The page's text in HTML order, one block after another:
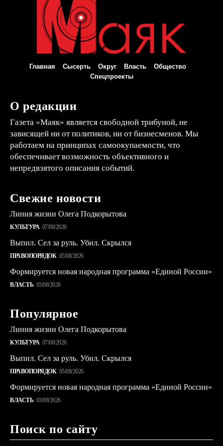
Главная Сысерть Округ Власть
Общество
Спецпроекты
О редакции
Газета «Маяк» является свободной трибуной, не
зависящей ни от политиков, ни от бизнесменов. Мы
работаем на принципах самоокупаемости, что
обеспечивает возможность объективного и
непредвзятого описания событий.
Свежие новости
Линия жизни Олега Подкорытова
КУЛЬТУРА 07/08/2026
Выпил. Сел за руль. Убил. Скрылся
ПРАВОПОРЯДОК 05/08/2026
Формируется новая народная программа «Единой России»
ВЛАСТЬ 03/08/2026
Популярное
Линия жизни Олега Подкорытова
КУЛЬТУРА 07/08/2026
Выпил. Сел за руль. Убил. Скрылся
ПРАВОПОРЯДОК 05/08/2026
Формируется новая народная программа «Единой России»
ВЛАСТЬ 03/08/2026
Поиск по сайту